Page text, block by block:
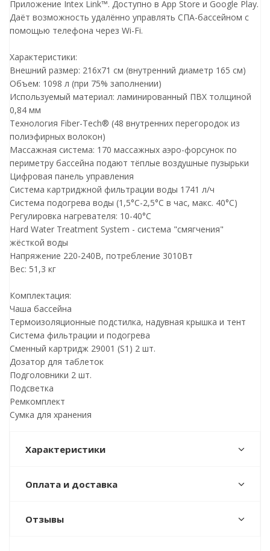
Приложение Intex Link™. Доступно в App Store и Google Play.
Даёт возможность удалённо управлять СПА-бассейном с
помощью телефона через Wi-Fi.
Характеристики:
Внешний размер: 216x71 см (внутренний диаметр 165 см)
Объем: 1098 л (при 75% заполнении)
Используемый материал: ламинированный ПВХ толщиной
0,84 мм
Технология Fiber-Tech® (48 внутренних перегородок из
полиэфирных волокон)
Массажная система: 170 массажных аэро-форсунок по
периметру бассейна подают тёплые воздушные пузырьки
Цифровая панель управления
Система картриджной фильтрации воды 1741 л/ч
Система подогрева воды (1,5°С-2,5°С в час, макс. 40°С)
Регулировка нагревателя: 10-40°С
Hard Water Treatment System - система "смягчения"
жёсткой воды
Напряжение 220-240В, потребление 3010Вт
Вес: 51,3 кг
Комплектация:
Чаша бассейна
Термоизоляционные подстилка, надувная крышка и тент
Система фильтрации и подогрева
Сменный картридж 29001 (S1) 2 шт.
Дозатор для таблеток
Подголовники 2 шт.
Подсветка
Ремкомплект
Сумка для хранения
Характеристики
Оплата и доставка
Отзывы